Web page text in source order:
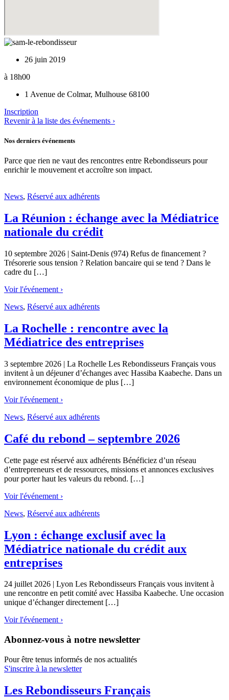
26 juin 2019
à 18h00
1 Avenue de Colmar, Mulhouse 68100
Inscription
Revenir à la liste des événements ›
Nos derniers événements
Parce que rien ne vaut des rencontres entre Rebondisseurs pour
enrichir le mouvement et accroître son impact.
News, Réservé aux adhérents
La Réunion : échange avec la Médiatrice
nationale du crédit
10 septembre 2026 | Saint-Denis (974) Refus de financement ?
Trésorerie sous tension ? Relation bancaire qui se tend ? Dans le
cadre du […]
Voir l'événement ›
News, Réservé aux adhérents
La Rochelle : rencontre avec la
Médiatrice des entreprises
3 septembre 2026 | La Rochelle Les Rebondisseurs Français vous
invitent à un déjeuner d’échanges avec Hassiba Kaabeche. Dans un
environnement économique de plus […]
Voir l'événement ›
News, Réservé aux adhérents
Café du rebond – septembre 2026
Cette page est réservé aux adhérents Bénéficiez d’un réseau
d’entrepreneurs et de ressources, missions et annonces exclusives
pour porter haut les valeurs du rebond. […]
Voir l'événement ›
News, Réservé aux adhérents
Lyon : échange exclusif avec la
Médiatrice nationale du crédit aux
entreprises
24 juillet 2026 | Lyon Les Rebondisseurs Français vous invitent à
une rencontre en petit comité avec Hassiba Kaabeche. Une occasion
unique d’échanger directement […]
Voir l'événement ›
Abonnez-vous à notre newsletter
Pour être tenus informés de nos actualités
S'inscrire à la newsletter
Les Rebondisseurs Français